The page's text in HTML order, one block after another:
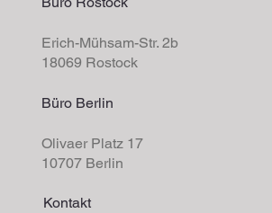
Erich-Mühsam-Str. 2b
18069 Rostock
Büro Berlin
Olivaer Platz 17
10707 Berlin
Kontakt